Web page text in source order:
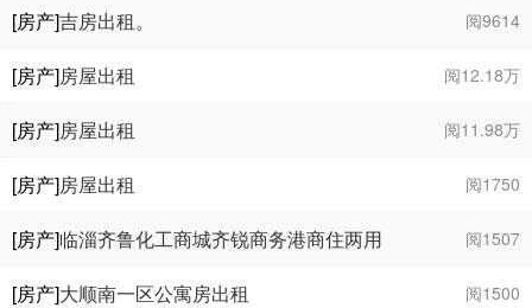
阅9614
[房产]吉房出租。
阅12.18万
[房产]房屋出租
阅11.98万
[房产]房屋出租
阅1750
[房产]房屋出租
阅1507
[房产]临淄齐鲁化工商城齐锐商务港商住两用
418室出租
阅1500
[房产]大顺南一区公寓房出租